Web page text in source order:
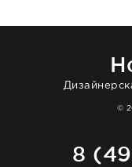
отвечает
©
8